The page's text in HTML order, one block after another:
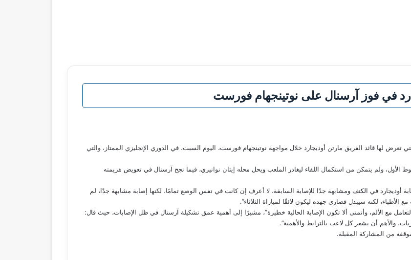
في فوز آرسنال على نوتينجهام فورست
تعرض لها قائد الفريق مارتن أوديجارد خلال مواجهة نوتينجهام فورست، اليوم السبت، في الدوري الإنجليزي الممتاز، والتي
الأول، ولم يتمكن من استكمال اللقاء ليغادر الملعب ويحل محله إيثان نوانيري، فيما نجح آرسنال في تعويض هزيمته
أوديجارد في الكتف ومشابهة جدًا للإصابة السابقة، لا أعرف إن كانت في نفس الوضع تمامًا، لكنها إصابة مشابهة جدًا، لم
الأطباء، لكنه سيبذل قصارى جهده ليكون لائقًا لمباراة الثلاثاء”.
مع الألم، وأتمنى ألا تكون الإصابة الحالية خطيرة”، مشيرًا إلى أهمية عمق تشكيلة آرسنال في ظل الإصابات، حيث قال:
والأهم أن يشعر كل لاعب بالترابط والأهمية”.
من المشاركة المقبلة.